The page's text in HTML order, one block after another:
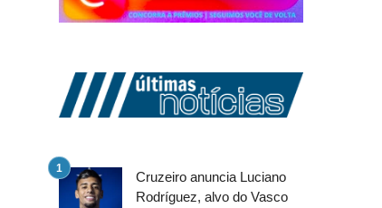
Cruzeiro anuncia Luciano
Rodríguez, alvo do Vasco